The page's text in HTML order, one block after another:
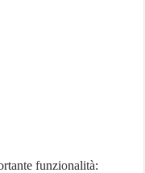
funzionalità: